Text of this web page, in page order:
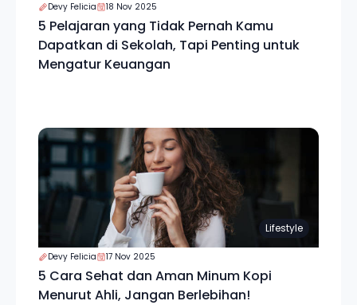
Devy Felicia 18 Nov 2025
5 Pelajaran yang Tidak Pernah Kamu
Dapatkan di Sekolah, Tapi Penting untuk
Mengatur Keuangan
Lifestyle
Devy Felicia 17 Nov 2025
5 Cara Sehat dan Aman Minum Kopi
Menurut Ahli, Jangan Berlebihan!